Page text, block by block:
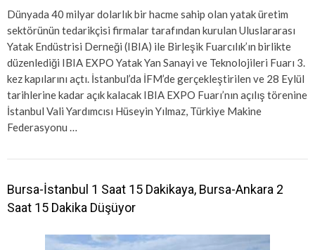
Dünyada 40 milyar dolarlık bir hacme sahip olan yatak üretim
sektörünün tedarikçisi firmalar tarafından kurulan Uluslararası
Yatak Endüstrisi Derneği (IBIA) ile Birleşik Fuarcılık’ın birlikte
düzenlediği IBIA EXPO Yatak Yan Sanayi ve Teknolojileri Fuarı 3.
kez kapılarını açtı. İstanbul’da İFM’de gerçekleştirilen ve 28 Eylül
tarihlerine kadar açık kalacak IBIA EXPO Fuarı’nın açılış törenine
İstanbul Vali Yardımcısı Hüseyin Yılmaz, Türkiye Makine
Federasyonu …
Bursa-İstanbul 1 Saat 15 Dakikaya, Bursa-Ankara 2
Saat 15 Dakika Düşüyor